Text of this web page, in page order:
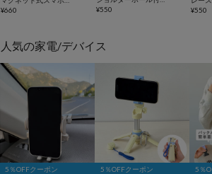
¥660
¥550 ¥550
人気の家電/デバイス
5％OFFクーポン 5％OFFクーポン 5％